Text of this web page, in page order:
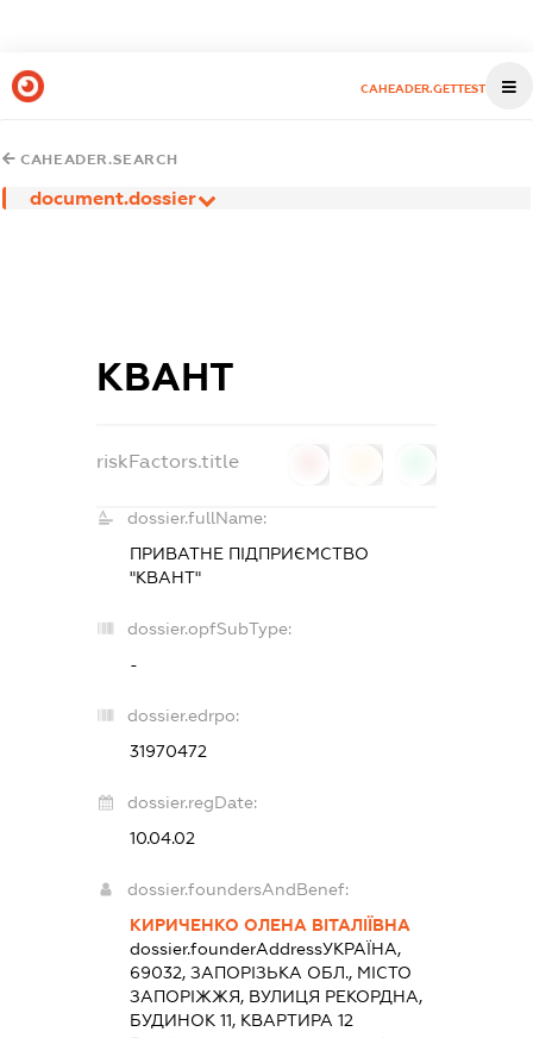
CAHEADER.GETTEST
CAHEADER.SEARCH
document.dossier
КВАНТ
riskFactors.title
dossier.fullName:
ПРИВАТНЕ ПІДПРИЄМСТВО
"КВАНТ"
dossier.opfSubType:
-
dossier.edrpo:
31970472
dossier.regDate:
10.04.02
dossier.foundersAndBenef:
КИРИЧЕНКО ОЛЕНА ВІТАЛІЇВНА
dossier.founderAddressУКРАЇНА,
69032, ЗАПОРІЗЬКА ОБЛ., МІСТО
ЗАПОРІЖЖЯ, ВУЛИЦЯ РЕКОРДНА,
БУДИНОК 11, КВАРТИРА 12